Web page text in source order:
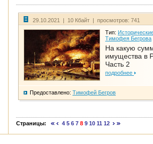
29.10.2021 | 10 Кбайт | просмотров: 741
Тип:
Тимофея Бегрова
На какую
имущества в
Часть 2
подробнее
Предоставлено: Тимофей Бегров
Страницы: 4 5 6 7 8 9 10 11 12